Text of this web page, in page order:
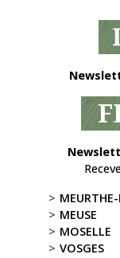
MEUSE
MOSELLE
VOSGES